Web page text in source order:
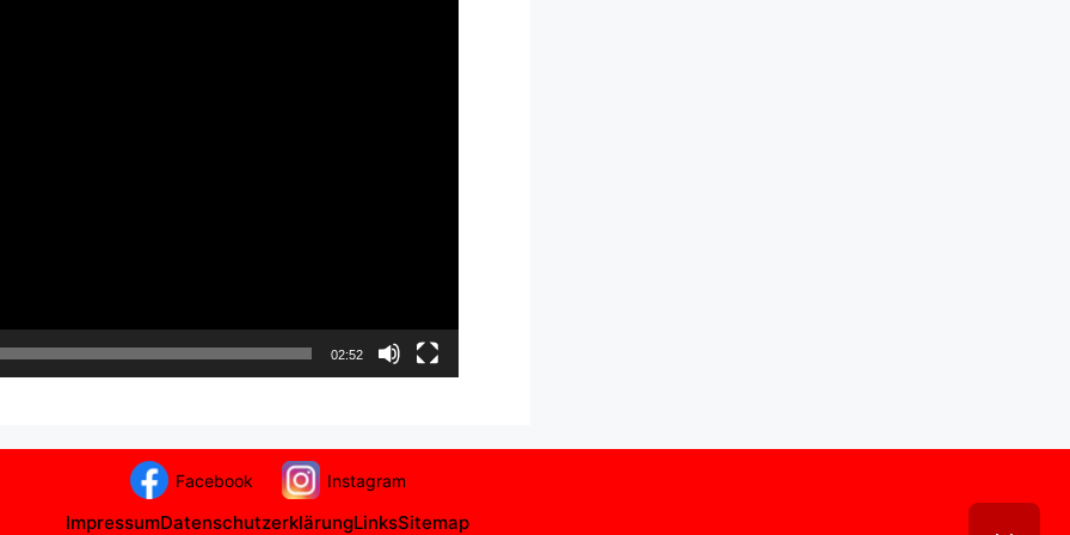
02:52
Facebook Instagram
ImpressumDatenschutzerklärungLinksSitemap